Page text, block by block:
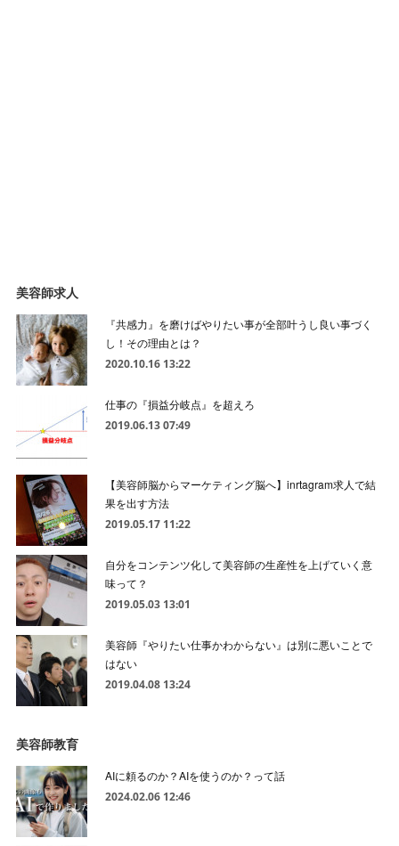
美容師求人
『共感力』を磨けばやりたい事が全部叶うし良い事づく
し！その理由とは？
2020.10.16 13:22
仕事の『損益分岐点』を超えろ
2019.06.13 07:49
【美容師脳からマーケティング脳へ】inrtagram求人で結
果を出す方法
2019.05.17 11:22
自分をコンテンツ化して美容師の生産性を上げていく意
味って？
2019.05.03 13:01
美容師『やりたい仕事かわからない』は別に悪いことで
はない
2019.04.08 13:24
美容師教育
AIに頼るのか？AIを使うのか？って話
2024.02.06 12:46